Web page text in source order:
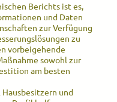
Berichts ist es,
und Daten
zur Verfügung
zu
vorbeigehende
sowohl zur
am besten
und